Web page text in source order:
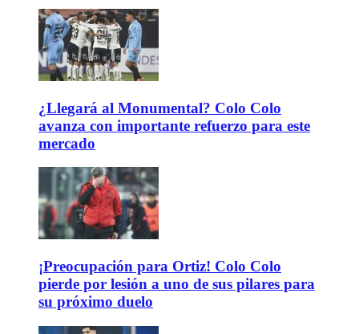
¿Llegará al Monumental? Colo Colo
avanza con importante refuerzo para este
mercado
¡Preocupación para Ortiz! Colo Colo
pierde por lesión a uno de sus pilares para
su próximo duelo